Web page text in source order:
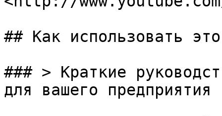
## Как использовать
### > Краткие
для вашего предприятия